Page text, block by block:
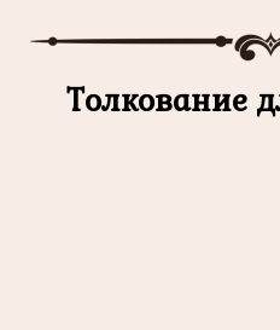
Толкование